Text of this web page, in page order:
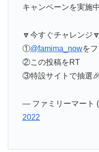
キャンペーンを実施
🔽今すぐチャレンジ🔽
①@famima_nowを
②この投稿をRT
③特設サイトで抽選🎉
— ファミリーマート
2022